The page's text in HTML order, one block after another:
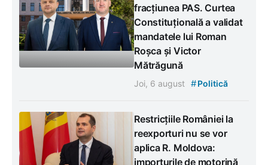
fracțiunea PAS. Curtea
Constituțională a validat
mandatele lui Roman
Roșca și Victor
Mătrăgună
Joi, 6 august #Politică
Restricțiile României la
reexporturi nu se vor
aplica R. Moldova:
importurile de motorină